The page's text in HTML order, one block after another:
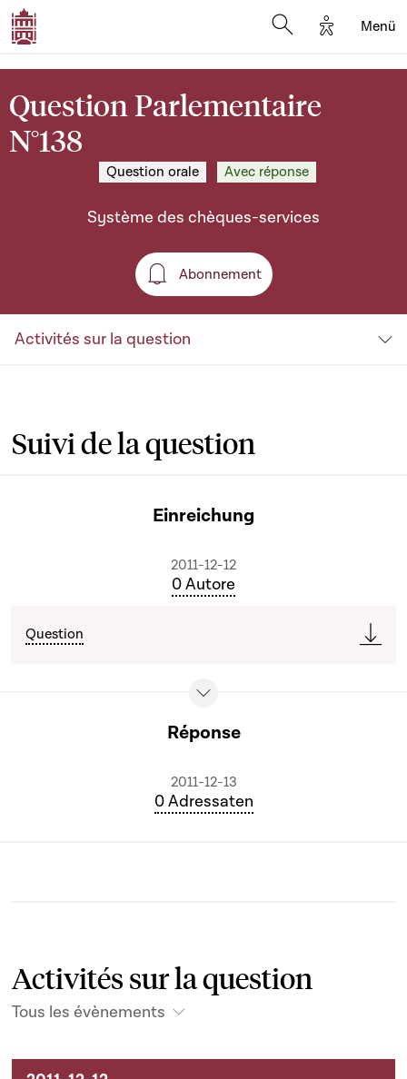
Options
Menü
Question Parlementaire
N°138
Question orale Avec réponse
Système des chèques-services
Abonnement
Abonnement
Activités sur la question
Suivi de la question
Einreichung
2011-12-12
0 Autore
Question
Réponse
2011-12-13
0 Adressaten
Activités sur la question
Tous les évènements
Activités sur le dossier